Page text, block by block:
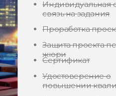
Мы обучаем по
образовательной
установленного образца
Документ об
образовании
и Сертификат